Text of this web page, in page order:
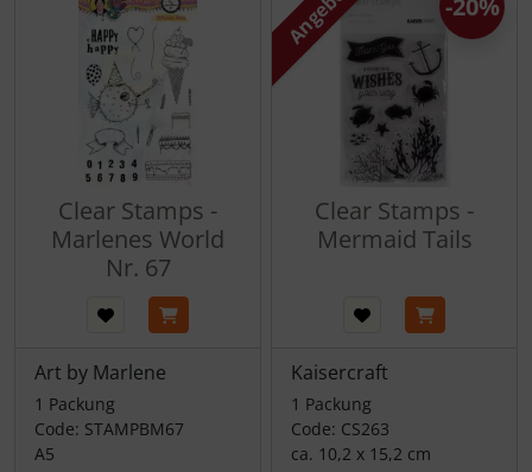
Clear Stamps -
Marlenes World
Nr. 67
Art by Marlene
1 Packung
Code: STAMPBM67
A5
Clear Stamps -
Mermaid Tails
Kaisercraft
1 Packung
Code: CS263
ca. 10,2 x 15,2 cm
-20%